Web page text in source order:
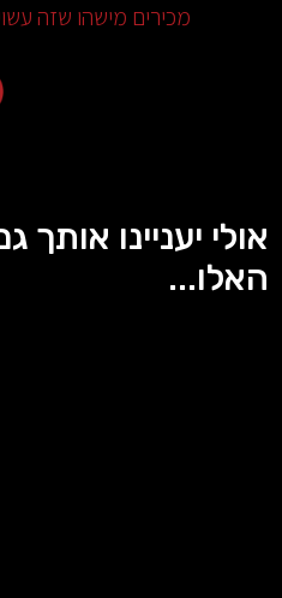
מכירים מישהו שזה
אולי יעניינו אותך
האלו...